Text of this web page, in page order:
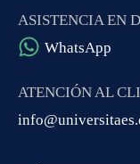
ASISTENCIA EN
WhatsApp
ATENCIÓN AL